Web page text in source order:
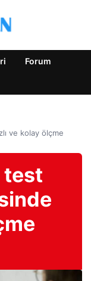
Forum
ve kolay ölçme
test